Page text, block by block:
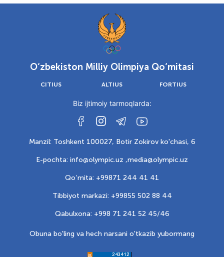
O‘zbekiston Milliy Olimpiya Qo‘mitasi
CITIUS ALTIUS FORTIUS
Biz ijtimoiy tarmoqlarda:
Manzil: Toshkent 100027, Botir Zokirov ko'chasi, 6
E-pochta: info@olympic.uz ,media@olympic.uz
Qo‘mita: +99871 244 41 41
Tibbiyot markazi: +99855 502 88 44
Qabulxona: +998 71 241 52 45/46
Obuna bo'ling va hech narsani o'tkazib yubormang